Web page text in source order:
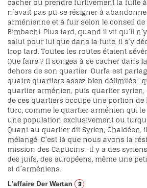
n’avait pas pu se résigner à
arménienne et à fuir selon le conseil
Bimbachi. Plus tard, quand il vit qu’il
salut pour lui que dans la fuite, il s’y
trop tard. Toutes les routes étaient
Que faire ? Il songea à se cacher dans
dehors de son quartier. Ourfa est
quatre quartiers assez bien délimités :
quartier arménien, puis quartier syrien,
de ces quartiers occupe une portion de
turc, comme le quartier arménien qui
une population exclusivement ou
Quant au quartier dit Syrien, Chaldéen,
mélangé. C’est là que nous avons la
mission des Capucins : il y a des
des juifs, des européens, même une
et d’arméniens.
L’affaire Der Wartan 3